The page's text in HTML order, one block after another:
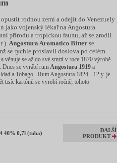
rodnou zemi a odejít do Venezuely
jako vojenský lékař na Angostura
přírodu a tropickou faunu, až se zrodil
). Angostura Aromatico Bitter se
se rychle proslavil doslova po celém
věnuje se až do své smrti v roce 1870 výrobě
Dnes se vyrábí rum Angostura 1919 a
a Tobago. Rum Angostura 1824 - 12 y. je
tisíc kartónů se vyrobí ročně, tohoto
40% 0,7l (tuba)
DALŠÍ
PRODUKT